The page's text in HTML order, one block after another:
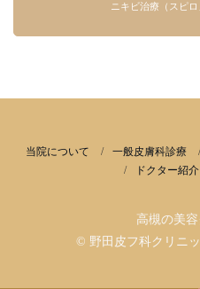
ニキビ治療（スピ
当院について 一般皮膚科診療
ドクター紹介
高槻の美
© 野田皮フ科クリニッ